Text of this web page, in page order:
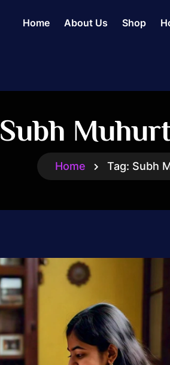
Home About Us Shop
Subh
Home Tag: Subh